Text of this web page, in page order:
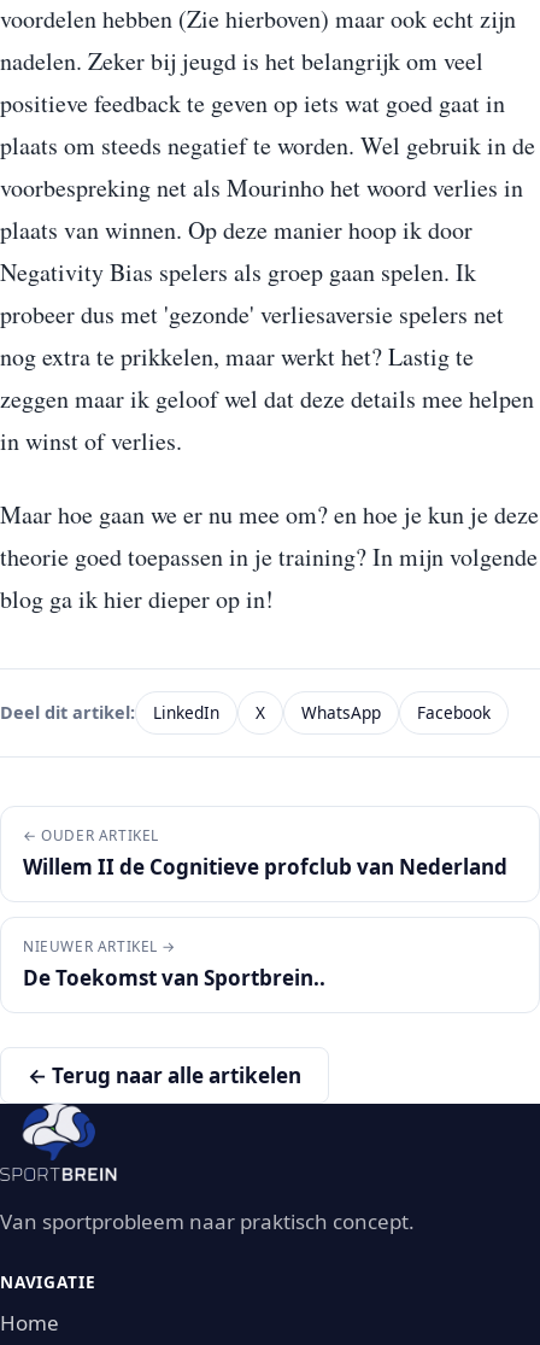
voordelen hebben (Zie hierboven) maar ook echt zijn
nadelen. Zeker bij jeugd is het belangrijk om veel
positieve feedback te geven op iets wat goed gaat in
plaats om steeds negatief te worden. Wel gebruik in de
voorbespreking net als Mourinho het woord verlies in
plaats van winnen. Op deze manier hoop ik door
Negativity Bias spelers als groep gaan spelen. Ik
probeer dus met 'gezonde' verliesaversie spelers net
nog extra te prikkelen, maar werkt het? Lastig te
zeggen maar ik geloof wel dat deze details mee helpen
in winst of verlies.
Maar hoe gaan we er nu mee om? en hoe je kun je deze
theorie goed toepassen in je training? In mijn volgende
blog ga ik hier dieper op in!
Deel dit artikel: LinkedIn X WhatsApp Facebook
← OUDER ARTIKEL
Willem II de Cognitieve profclub van Nederland
NIEUWER ARTIKEL →
De Toekomst van Sportbrein..
← Terug naar alle artikelen
Van sportprobleem naar praktisch concept.
NAVIGATIE
Home